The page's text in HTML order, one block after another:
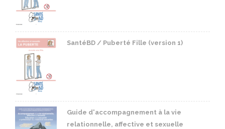
SantéBD / Puberté Fille (version 1)
Guide d'accompagnement à la vie
relationnelle, affective et sexuelle